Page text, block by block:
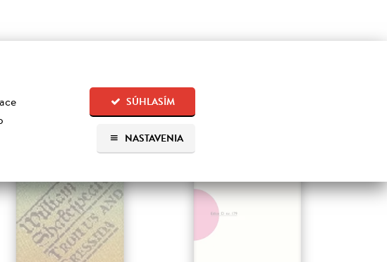
SÚHLASÍM
NASTAVENIA
kúpili aj: